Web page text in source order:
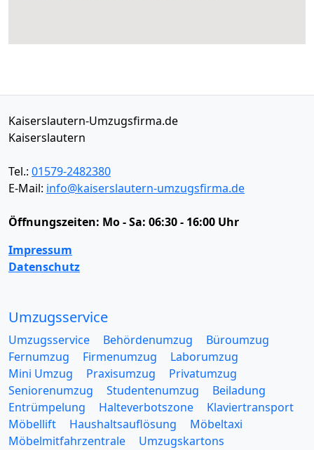
Kaiserslautern-Umzugsfirma.de
Kaiserslautern
Tel.: 01579-2482380
E-Mail: info@kaiserslautern-umzugsfirma.de
Öffnungszeiten: Mo - Sa: 06:30 - 16:00 Uhr
Impressum
Datenschutz
Umzugsservice
Umzugsservice Behördenumzug
Büroumzug
Fernumzug
Firmenumzug
Laborumzug
Mini Umzug
Praxisumzug
Privatumzug
Seniorenumzug
Studentenumzug
Beiladung
Entrümpelung
Halteverbotszone
Klaviertransport
Möbellift
Haushaltsauflösung
Möbeltaxi
Möbelmitfahrzentrale
Umzugskartons